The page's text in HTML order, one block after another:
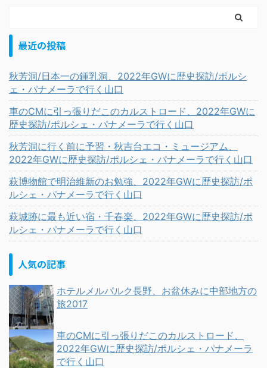
最近の投稿
秋芳洞/日本一の鍾乳洞、2022年GWに歴史探訪/ポルシ
ェ・パナメーラで行く山口
車のCMに引っ張りだこのカルストロード、2022年GWに
歴史探訪/ポルシェ・パナメーラで行く山口
秋芳洞に行く前に予習・秋吉台エコ・ミュージアム、
2022年GWに歴史探訪/ポルシェ・パナメーラで行く山口
萩博物館で明治維新のお勉強、2022年GWに歴史探訪/ポ
ルシェ・パナメーラで行く山口
萩城跡に最も近い宿・千春楽、2022年GWに歴史探訪/ポ
ルシェ・パナメーラで行く山口
人気の記事
ホテルメルパルク長野、お盆休みに中部地方の
旅2017
車のCMに引っ張りだこのカルストロード、
2022年GWに歴史探訪/ポルシェ・パナメーラ
で行く山口